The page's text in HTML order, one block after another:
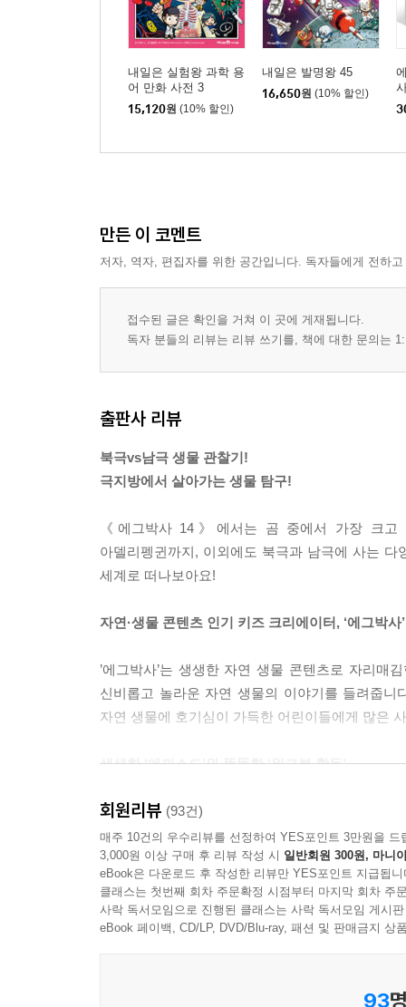
내일은 실험왕 과학 용
어 만화 사전 3
15,120원 (10% 할인)
내일은 발명왕 45
16,650원 (10% 할인)
만든 이 코멘트
저자, 역자, 편집자를 위한 공간입니다. 독자들에게 전하
접수된 글은 확인을 거쳐 이 곳에 게재됩니다.
독자 분들의 리뷰는 리뷰 쓰기를, 책에 대한 문의는
출판사 리뷰
북극vs남극 생물 관찰기!
극지방에서 살아가는 생물 탐구!
《에그박사 14》에서는 곰 중에서 가장 크고
아델리펭귄까지, 이외에도 북극과 남극에 사는
세계로 떠나보아요!
자연·생물 콘텐츠 인기 키즈 크리에이터, ‘에그박사’
’에그박사’는 생생한 자연 생물 콘텐츠로 자리
신비롭고 놀라운 자연 생물의 이야기를 들려줍
자연 생물에 호기심이 가득한 어린이들에게 많은
생생한 ‘에피소드’와 똑똑한 ‘워크북 활동’
《에그박사》는 만화로 풀어 낸 생생한 관찰 에
에는 북극과 남극에서 살아가는 생물들을 만나는
작성하기’ 등 다양한 워크북 활동과 에그박사 영상
회원리뷰 (93건)
매주 10건의 우수리뷰를 선정하여 YES포인트 3만원을 드
3,000원 이상 구매 후 리뷰 작성 시 일반회원 300원, 마니
eBook은 다운로드 후 작성한 리뷰만 YES포인트 지급됩니
클래스는 첫번째 회차 주문확정 시점부터 마지막 회차 주
사락 독서모임으로 진행된 클래스는 사락 독서모임 게시
eBook 페이백, CD/LP, DVD/Blu-ray, 패션 및 판매금지 상
93